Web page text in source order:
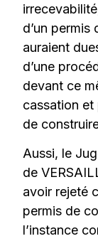
d’un
auraient
d’une
devant ce
cassation et
de
Aussi, le
de
avoir rejeté
permis de
l’instance